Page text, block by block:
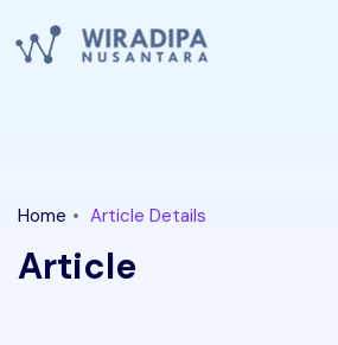
Home Article Details
Article